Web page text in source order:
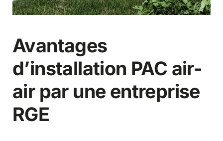
Avantages
d’installation PAC air-
air par une entreprise
RGE